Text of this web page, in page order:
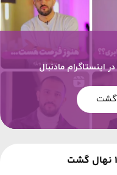
اینستاگرام مادنبال
گشت